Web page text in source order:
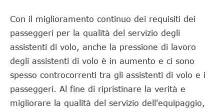
Con il miglioramento continuo dei requisiti dei
passeggeri per la qualità del servizio degli
assistenti di volo, anche la pressione di lavoro
degli assistenti di volo è in aumento e ci sono
spesso controcorrenti tra gli assistenti di volo e i
passeggeri. Al fine di ripristinare la verità e
migliorare la qualità del servizio dell'equipaggio,